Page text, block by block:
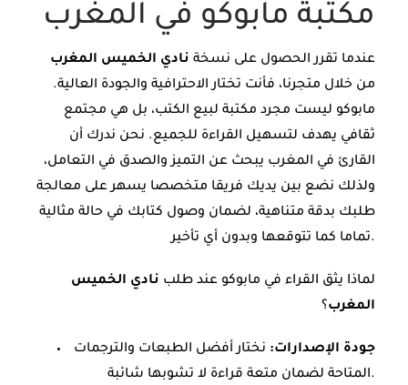
مكتبة مابوكو في المغرب
عندما تقرر الحصول على نسخة نادي الخميس المغرب
من خلال متجرنا، فأنت تختار الاحترافية والجودة العالية.
مابوكو ليست مجرد مكتبة لبيع الكتب، بل هي مجتمع
ثقافي يهدف لتسهيل القراءة للجميع. نحن ندرك أن
القارئ في المغرب يبحث عن التميز والصدق في التعامل،
ولذلك نضع بين يديك فريقا متخصصا يسهر على معالجة
طلبك بدقة متناهية، لضمان وصول كتابك في حالة مثالية
تماما كما تتوقعها وبدون أي تأخير.
لماذا يثق القراء في مابوكو عند طلب نادي الخميس
المغرب؟
جودة الإصدارات: نختار أفضل الطبعات والترجمات
المتاحة لضمان متعة قراءة لا تشوبها شائبة.